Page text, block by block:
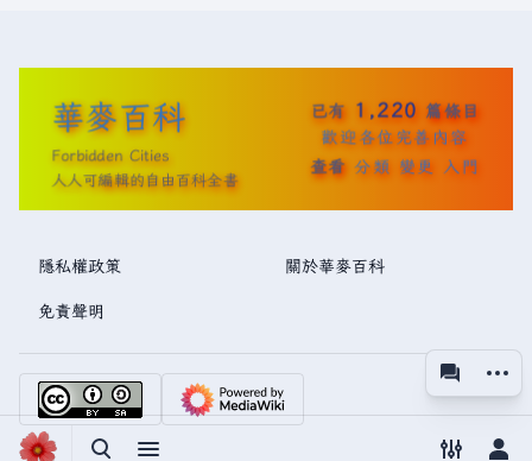
視圖
更多
華麥百科
Forbidden Cities
人人可編輯的自由百科全書
已有 1,220 篇條目
歡迎各位完善內容
查看 分類 變更 入門
隱私權政策 關於華麥百科
免責聲明